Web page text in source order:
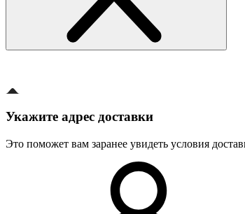
Укажите адрес доставки
Это поможет вам заранее увидеть условия